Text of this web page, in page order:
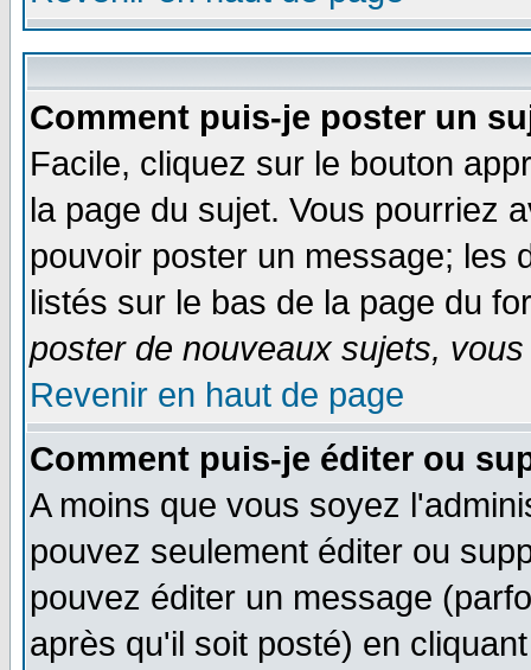
Comment puis-je poster un
Facile, cliquez sur le bouton
la page du sujet. Vous pourriez
pouvoir poster un message; les
listés sur le bas de la page du
poster de nouveaux sujets,
Revenir en haut de page
Comment puis-je éditer ou
A moins que vous soyez
pouvez seulement éditer ou
pouvez éditer un message
après qu'il soit posté) en